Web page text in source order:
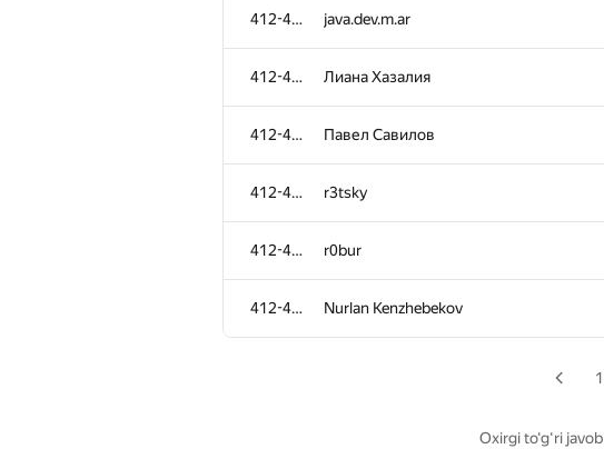
412-484 java.dev.m.ar
412-484 Лиана Хазалия
412-484 Павел Савилов
412-484 r3tsky
412-484 r0bur
412-484 Nurlan Kenzhebekov
Mr.jexembayev
yevshin
oleg.fomenko2002
razg84
Евгений Нефёдов
vlttf
1
Oxirgi to‘g‘ri javob